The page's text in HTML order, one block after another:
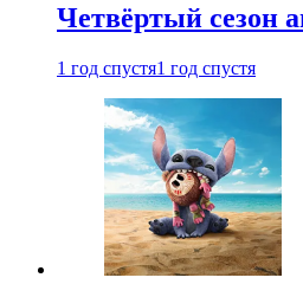
Четвёртый сезон
1 год спустя1 год спустя